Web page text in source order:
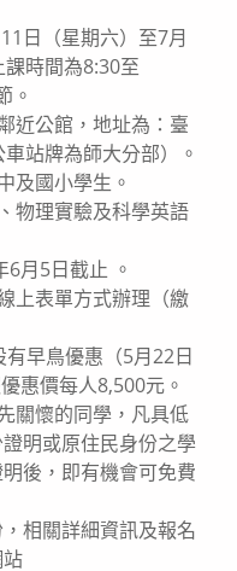
日（星期六）至7月
時間為8:30至
。
近公館，地址為：臺
站牌為師大分部）。
及國小學生。
物理實驗及科學英語
月5日截止 。
上表單方式辦理（繳
早鳥優惠（5月22日
惠價每人8,500元。
關懷的同學，凡具低
明或原住民身份之學
後，即有機會可免費
相關詳細資訊及報名